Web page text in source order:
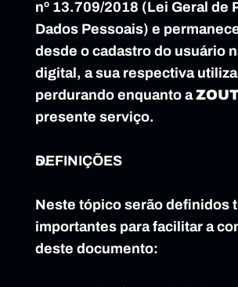
nº 13.709/2018 (Lei Geral de
Dados Pessoais) e
desde o cadastro do usuário
digital, a sua respectiva
perdurando enquanto a
presente serviço.
DEFINIÇÕES
Neste tópico serão definidos
importantes para facilitar a
deste documento: